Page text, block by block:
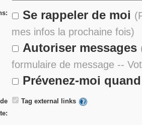
Se rappeler de moi
mes infos la prochaine fois)
Autoriser messages
formulaire de message --
Prévenez-moi
Tag external links